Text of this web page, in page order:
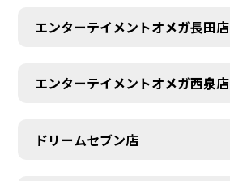
エンターテイメントオメガ長田店
エンターテイメントオメガ西泉店
ドリームセブン店